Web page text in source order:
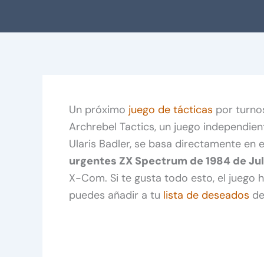
Un próximo juego de tácticas por
Archrebel Tactics, un juego
Ularis Badler, se basa directamente en
urgentes ZX Spectrum de 1984 de
X-Com. Si te gusta todo esto, el juego
puedes añadir a tu lista de deseados